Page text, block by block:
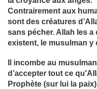
Contrairement aux
sont des créatures
sans pécher. Allah les
existent, le musulman y
Il incombe au
d’accepter tout ce
Prophète (sur lui la